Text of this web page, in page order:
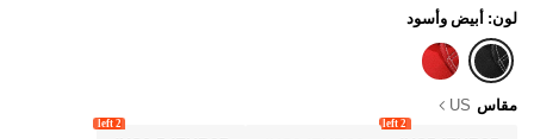
لون: أبيض وأسود
مقاس US
2 left
2 left